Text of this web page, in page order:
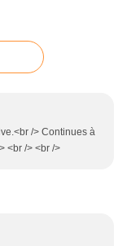
/> Continues à
<br /> <br />